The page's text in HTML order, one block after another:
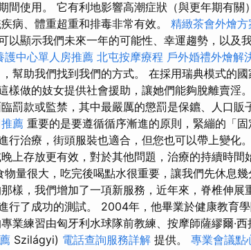
間使用。 它有利地影響高潮症狀（與更年期有關
病、體重超重和排毒非常有效。 精緻茶會外燴方
以顯示我們未來一年的可能性、幸運趨勢，以及
護中心單人房推薦 北屯按摩療程 戶外婚禮外燴解
幫助我們找到我們的方式。 在採用瑞典模式的
樣做的妓女提供社會援助，讓她們能夠脫離賣淫。
罰款或監禁，其中最嚴厲的懲罰是保鑣、人口販
薦 重要的是要遵循循序漸進的原則，緊繃的「固
行治療，街頭服裝也適合，但您也可以帶上變化。
上存放更有效，對於其他問題，治療的持續時間
物量很大，吃完後喝點水很重要，讓我們先休息幾
樣，我們增加了一項新服務，近年來，脊椎伸展
行了成功的測試。 2004年，他畢業於健康教育
業練習由匈牙利水球隊前教練、按摩師薩繆爾·西
Szilágyi) 電話查詢服務詳解 提供。 專業會議點